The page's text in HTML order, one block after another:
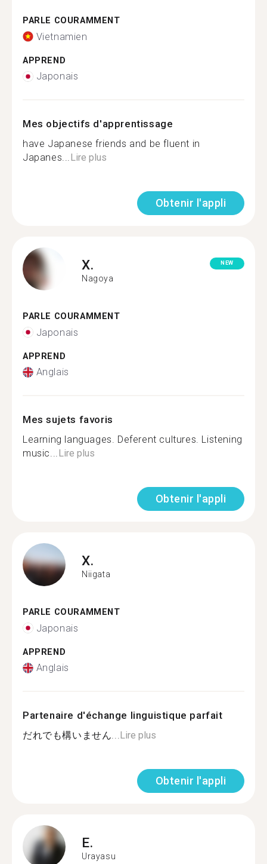
PARLE COURAMMENT
Vietnamien
APPREND
Japonais
Mes objectifs d'apprentissage
have Japanese friends and be fluent in
Japanes...Lire plus
Obtenir l'appli
X.
Nagoya
NEW
PARLE COURAMMENT
Japonais
APPREND
Anglais
Mes sujets favoris
Learning languages. Deferent cultures. Listening
music...Lire plus
Obtenir l'appli
X.
Niigata
PARLE COURAMMENT
Japonais
APPREND
Anglais
Partenaire d'échange linguistique parfait
だれでも構いません...Lire plus
Obtenir l'appli
E.
Urayasu